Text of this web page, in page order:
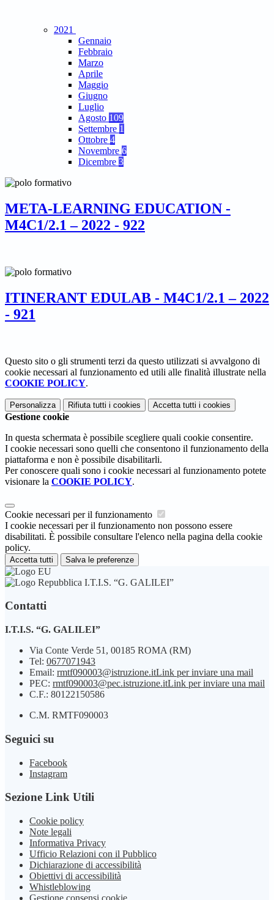
2021
Gennaio
Febbraio
Marzo
Aprile
Maggio
Giugno
Luglio
Agosto 109
Settembre 1
Ottobre 4
Novembre 6
Dicembre 3
META-LEARNING EDUCATION -
M4C1/2.1 – 2022 - 922
ITINERANT EDULAB - M4C1/2.1 – 2022
- 921
Questo sito o gli strumenti terzi da questo utilizzati si avvalgono di
cookie necessari al funzionamento ed utili alle finalità illustrate nella
COOKIE POLICY.
Personalizza Rifiuta tutti i cookies Accetta tutti i cookies
Gestione cookie
In questa schermata è possibile scegliere quali cookie consentire.
I cookie necessari sono quelli che consentono il funzionamento della
piattaforma e non è possibile disabilitarli.
Per conoscere quali sono i cookie necessari al funzionamento potete
visionare la COOKIE POLICY.
Cookie necessari per il funzionamento
I cookie necessari per il funzionamento non possono essere
disabilitati. È possibile consultare l'elenco nella pagina della cookie
policy.
Accetta tutti Salva le preferenze
I.T.I.S. “G. GALILEI”
Contatti
I.T.I.S. “G. GALILEI”
Via Conte Verde 51, 00185 ROMA (RM)
Tel: 0677071943
Email: rmtf090003@istruzione.itLink per inviare una mail
PEC: rmtf090003@pec.istruzione.itLink per inviare una mail
C.F.: 80122150586
C.M. RMTF090003
Seguici su
Facebook
Instagram
Sezione Link Utili
Cookie policy
Note legali
Informativa Privacy
Ufficio Relazioni con il Pubblico
Dichiarazione di accessibilità
Obiettivi di accessibilità
Whistleblowing
Gestione consensi cookie